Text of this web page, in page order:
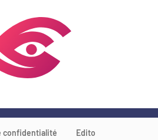
confidentialité Edito